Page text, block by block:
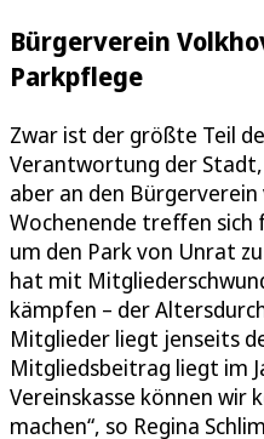
Bürgerverein
Parkpflege
Zwar ist der größte Teil
Verantwortung der
aber an den
Wochenende treffen sich
um den Park von Unrat
hat mit
kämpfen – der
Mitglieder liegt jenseits
Mitgliedsbeitrag liegt im
Vereinskasse können wir
machen“, so Regina